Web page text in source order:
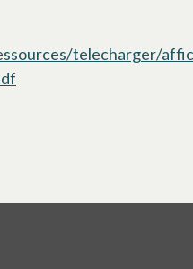
telecharger/